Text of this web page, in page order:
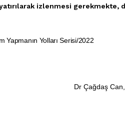
izlenmesi
Yapmanın Yolları Serisi/2022
Dr Çağdaş